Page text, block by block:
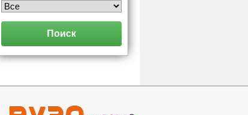
Поиск